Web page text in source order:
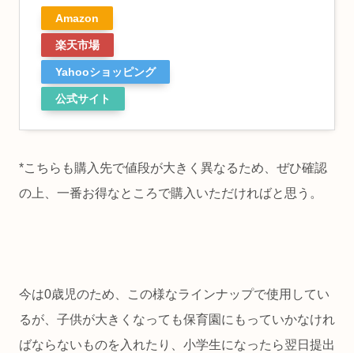
Amazon
楽天市場
Yahooショッピング
公式サイト
*こちらも購入先で値段が大きく異なるため、ぜひ確認
の上、一番お得なところで購入いただければと思う。
今は0歳児のため、この様なラインナップで使用してい
るが、子供が大きくなっても保育園にもっていかなけれ
ばならないものを入れたり、小学生になったら翌日提出